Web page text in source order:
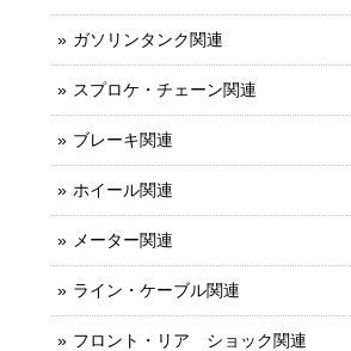
ガソリンタンク関連
スプロケ・チェーン関連
ブレーキ関連
ホイール関連
メーター関連
ライン・ケーブル関連
フロント・リア ショック関連